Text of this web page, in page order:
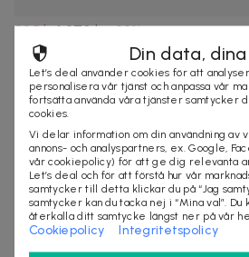
995 kr1 270 kr-22%
Gucci Guilty Woman Edt 50ml
Gucci Guilty Woman är en blommande
förföriska kvinnor. Den är lockand...
1 köpt Snabb leverans
Din data,
Let’s deal använder cookies för att
personalisera vår tjänst och anpassa vår
fortsätta använda våra tjänster samtycker
cookies.
Vi delar information om din användning av
annons- och analyspartners, ex. Google,
vår cookiepolicy) för att ge dig relevanta
Let’s deal och för att förstå hur vår
samtycker till detta klickar du på “Jag
samtycker kan du tacka nej i “Mina val”. Du
återkalla ditt samtycke längst ner på vår
Cookiepolicy Integritetspolicy